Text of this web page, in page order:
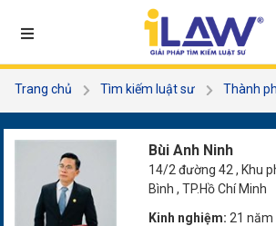
Trang chủ Tìm kiếm luật sư
Thành
Bùi Anh Ninh
14/2 đường 42 , Khu
Bình , TP.Hồ Chí Minh
Kinh nghiệm: 21 năm